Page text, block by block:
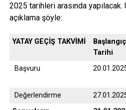
2025 tarihleri arasında
açıklama şöyle:
YATAY GEÇİŞ TAKVİMİ
Başlangıç
Tarihi
Başvuru
Değerlendirme